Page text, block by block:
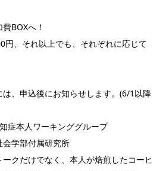
BOXへ！
円、それ以上でも、それぞれに応じて
は、申込後にお知らせします。(6/1以降
症本人ワーキンググループ
学部付属研究所
クだけでなく、本人が焙煎したコーヒ